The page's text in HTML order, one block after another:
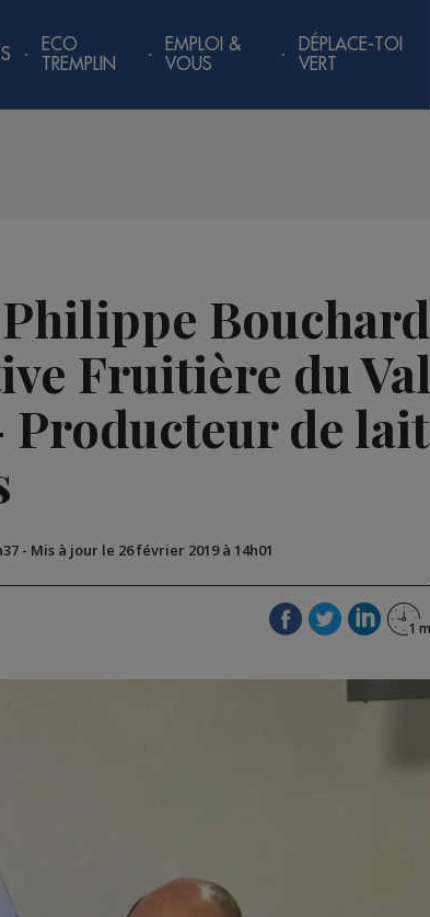
ECO
TREMPLIN
EMPLOI &
VOUS
DÉPLACE-TOI
VERT
Bouchard
Fruitière du Val
Producteur de lait
- Mis à jour le 26 février 2019 à 14h01